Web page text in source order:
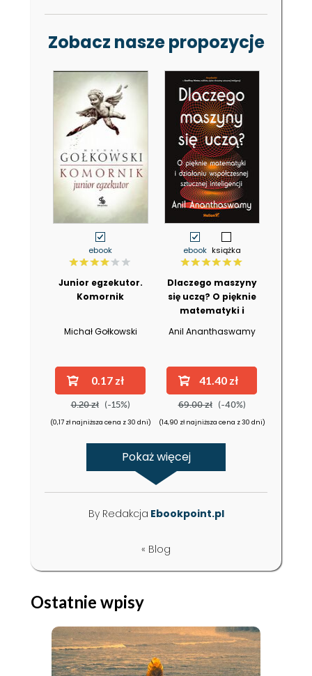
Zobacz nasze propozycje
ebook
Junior egzekutor.
Komornik
Michał Gołkowski
0.17 zł
0.20 zł (-15%)
(0,17 zł najniższa cena z 30 dni)
ebook książka
Dlaczego maszyny
się uczą? O pięknie
matematyki i
współczesnej
inteligencji
Anil Ananthaswamy
41.40 zł
69.00 zł (-40%)
(14,90 zł najniższa cena z 30 dni)
ebook audiobook książka
Historyczne bzdury
ebook książka
Algorytmy
Pokaż więcej
« Blog
By Redakcja Ebookpoint.pl
Ostatnie wpisy